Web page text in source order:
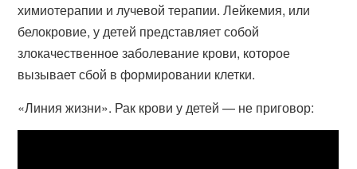
химиотерапии и лучевой терапии. Лейкемия, или
белокровие, у детей представляет собой
злокачественное заболевание крови, которое
вызывает сбой в формировании клетки.
«Линия жизни». Рак крови у детей — не приговор: